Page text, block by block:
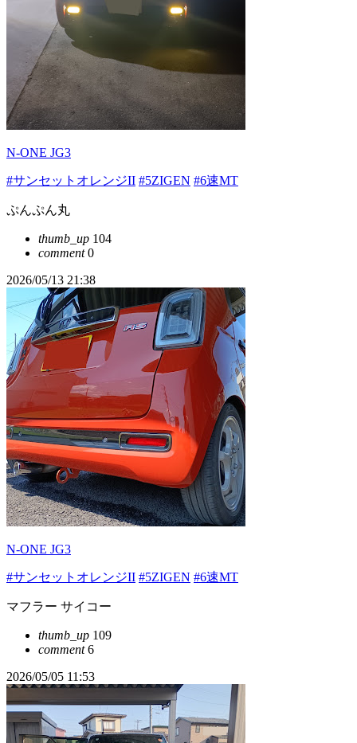
N-ONE JG3
#サンセットオレンジII #5ZIGEN #6速MT
ぷんぷん丸
thumb_up 104
comment0
2026/05/13 21:38
N-ONE JG3
#サンセットオレンジII #5ZIGEN #6速MT
マフラー サイコー
thumb_up 109
comment6
2026/05/05 11:53